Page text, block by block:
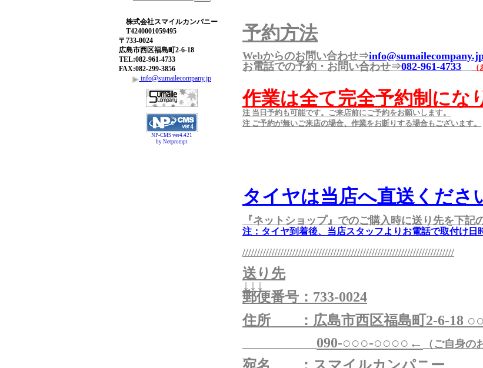
株式会社スマイルカンパニー
T4240001059495
〒733-0024
広島市西区福島町2-6-18
TEL:082-961-4733
FAX:082-299-3856
info@sumailecompany.jp
NP-CMS ver4.421
by Netprompt
予約方法
Webからのお問い合わせ⇒
お電話での予約・お問い合わせ⇒082-961-4733
作業は全て完全予約制にな
注 当日予約も可能です。ご来店前にご予約をお願いします。
注 ご予約が無いご来店の場合、作業をお断りする場合もございます。
タイヤは当店へ直送くださ
『ネットショップ』でのご購入時に送り先を下記
注：タイヤ到着後、当店スタッフよりお電話で取付け日
////////////////////////////////////////////////////////////////////////
送り先
↓↓↓
郵便番号：733-0024
住所 ：広島市西区福島町2-6-18
090‐○○○-○○○○← （ご自身の